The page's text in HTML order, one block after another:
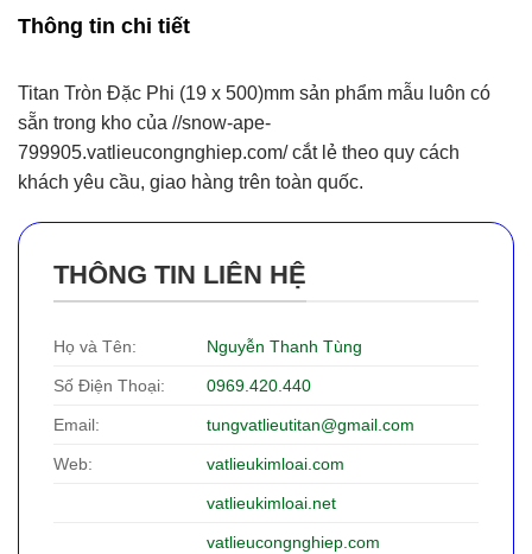
Thông tin chi tiết
Titan Tròn Đặc Phi (19 x 500)mm sản phẩm mẫu luôn có
sẵn trong kho của //snow-ape-
799905.vatlieucongnghiep.com/ cắt lẻ theo quy cách
khách yêu cầu, giao hàng trên toàn quốc.
THÔNG TIN LIÊN HỆ
Họ và Tên: Nguyễn Thanh Tùng
Số Điện Thoại: 0969.420.440
Email: tungvatlieutitan@gmail.com
Web: vatlieukimloai.com
vatlieukimloai.net
vatlieucongnghiep.com